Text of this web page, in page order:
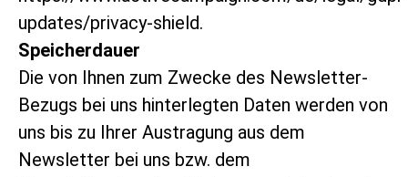
updates/privacy-shield.
Speicherdauer
Die von Ihnen zum Zwecke des Newsletter-
Bezugs bei uns hinterlegten Daten werden von
uns bis zu Ihrer Austragung aus dem
Newsletter bei uns bzw. dem